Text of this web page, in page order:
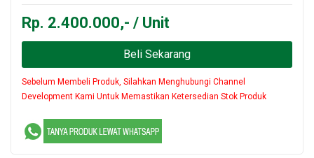
Rp. 2.400.000,- / Unit
Beli Sekarang
Sebelum Membeli Produk, Silahkan Menghubungi Channel
Development Kami Untuk Memastikan Ketersedian Stok Produk